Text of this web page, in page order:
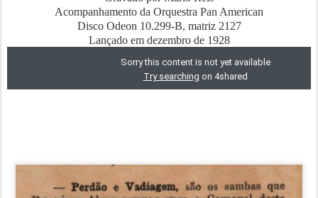
Acompanhamento da Orquestra Pan American
Disco Odeon 10.299-B, matriz 2127
Lançado em dezembro de 1928